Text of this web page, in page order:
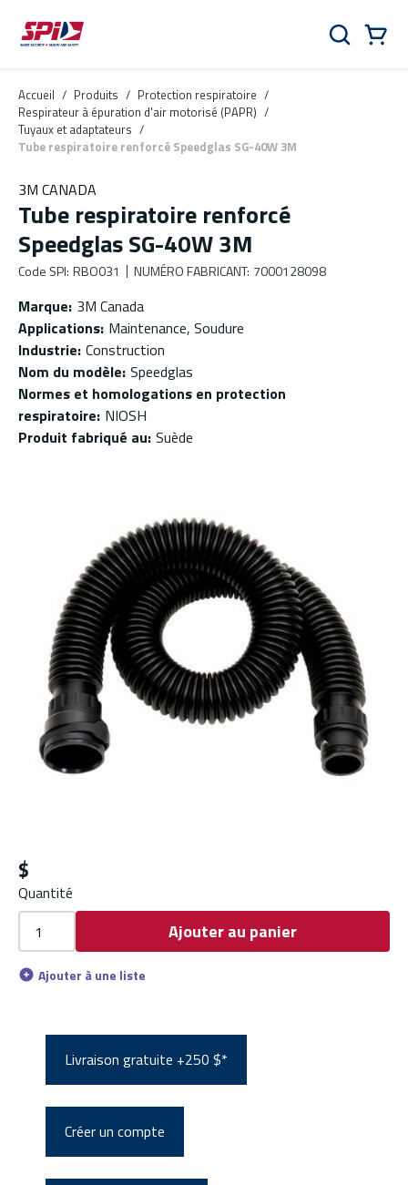
Aller au contenu principal
Skip to menu
Skip to footer
Rechercher
Accueil / Produits / Protection respiratoire /
Respirateur à épuration d'air motorisé (PAPR) /
Tuyaux et adaptateurs /
Tube respiratoire renforcé Speedglas SG-40W 3M
3M CANADA
Tube respiratoire renforcé
Speedglas SG-40W 3M
Code SPI: RBO031 NUMÉRO FABRICANT: 7000128098
Marque: 3M Canada
Applications: Maintenance, Soudure
Industrie: Construction
Nom du modèle: Speedglas
Normes et homologations en protection
respiratoire: NIOSH
Produit fabriqué au: Suède
$
Quantité
Ajouter au panier
Ajouter à une liste
Livraison gratuite +250 $*
Créer un compte